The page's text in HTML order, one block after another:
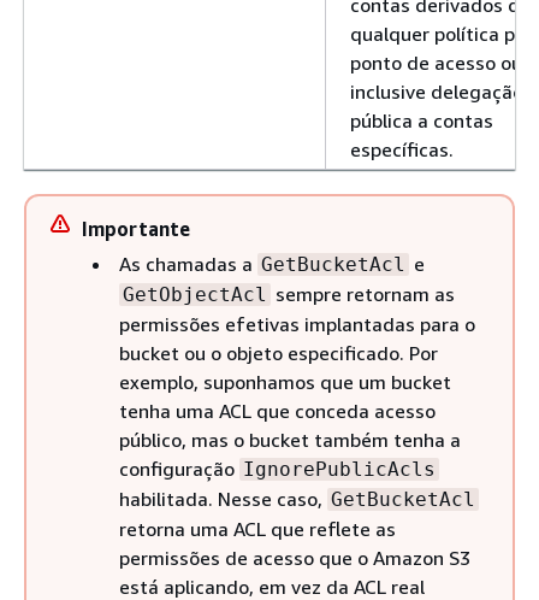
qualquer política
ponto de acesso ou
inclusive delegação
pública a contas
específicas.
Importante
As chamadas a GetBucketAcl e
GetObjectAcl
sempre retornam as
permissões efetivas implantadas para o
bucket ou o objeto especificado. Por
exemplo, suponhamos que um bucket
tenha uma ACL que conceda acesso
público, mas o bucket também tenha a
configuração IgnorePublicAcls
habilitada. Nesse caso, GetBucketAcl
retorna uma ACL que reflete as
permissões de acesso que o Amazon S3
está aplicando, em vez da ACL real